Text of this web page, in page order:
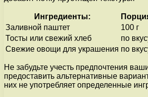
Ингредиенты:
Заливной паштет
100 г
Тосты или свежий хлеб
по
Свежие овощи для украшения по
Не забудьте учесть предпочтения
предоставить альтернативные
них не употребляет определенные